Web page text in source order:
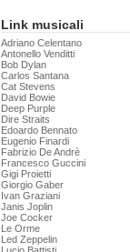
Link musicali
Adriano Celentano
Antonello Venditti
Bob Dylan
Carlos Santana
Cat Stevens
David Bowie
Deep Purple
Dire Straits
Edoardo Bennato
Eugenio Finardi
Fabrizio De Andrè
Francesco Guccini
Gigi Proietti
Giorgio Gaber
Ivan Graziani
Janis Joplin
Joe Cocker
Le Orme
Led Zeppelin